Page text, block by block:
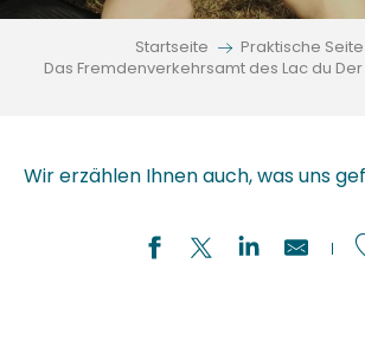
Startseite
Praktische Seite
Das Fremdenverkehrsamt des Lac du Der
Wir erzählen Ihnen auch, was uns